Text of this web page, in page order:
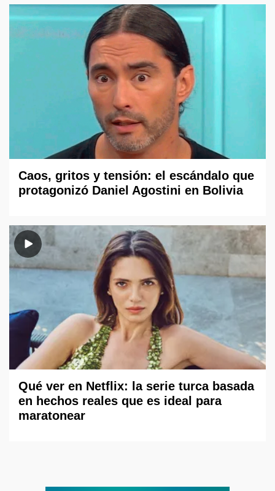
Caos, gritos y tensión: el escándalo que
protagonizó Daniel Agostini en Bolivia
Qué ver en Netflix: la serie turca basada
en hechos reales que es ideal para
maratonear